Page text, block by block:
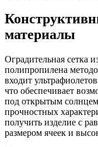
материалы
Оградительная сетка
полипропилена
входит
что обеспечивает
под открытым солнцем
прочностных
получить изделие с
размером ячеек и